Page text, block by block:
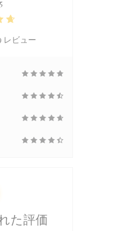
レビュー
た評価